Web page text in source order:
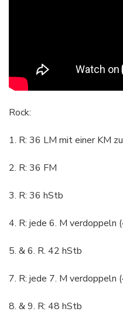
Rock:
1. R: 36 LM mit einer KM
2. R: 36 FM
3. R: 36 hStb
4. R: jede 6. M verdoppeln
5. & 6. R. 42 hStb
7. R: jede 7. M verdoppeln
8. & 9. R: 48 hStb